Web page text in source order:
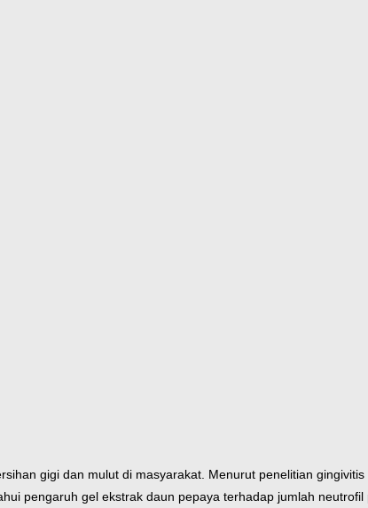
gigi dan mulut di masyarakat. Menurut penelitian
pengaruh gel ekstrak daun pepaya terhadap jumlah